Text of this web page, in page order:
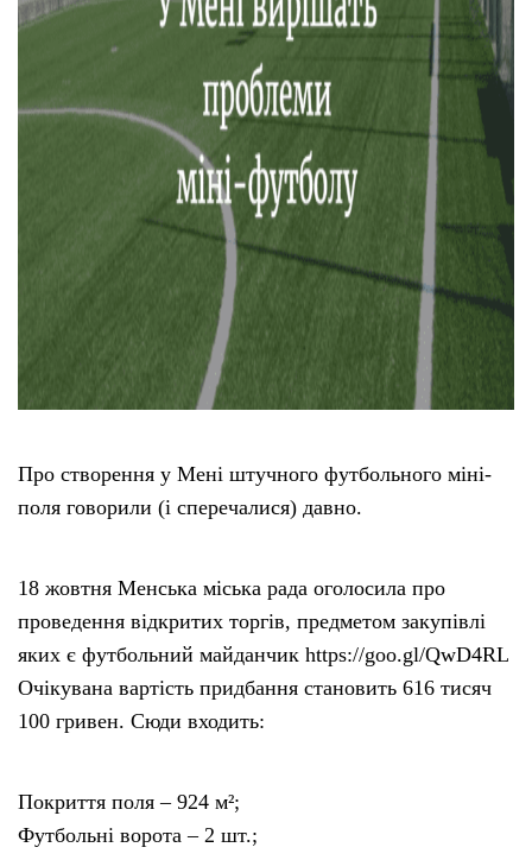
Про створення у Мені штучного футбольного міні-
поля говорили (і сперечалися) давно.
18 жовтня Менська міська рада оголосила про
проведення відкритих торгів, предметом закупівлі
яких є футбольний майданчик https://goo.gl/QwD4RL
Очікувана вартість придбання становить 616 тисяч
100 гривен. Сюди входить:
Покриття поля – 924 м²;
Футбольні ворота – 2 шт.;